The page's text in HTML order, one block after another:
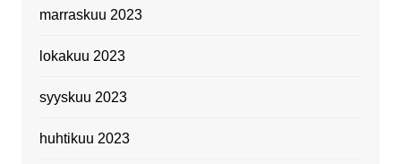
marraskuu 2023
lokakuu 2023
syyskuu 2023
huhtikuu 2023